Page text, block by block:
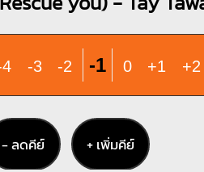
-3 -2 -1 0 +1 +2
− ลดคีย์ + เพิ่มคีย์